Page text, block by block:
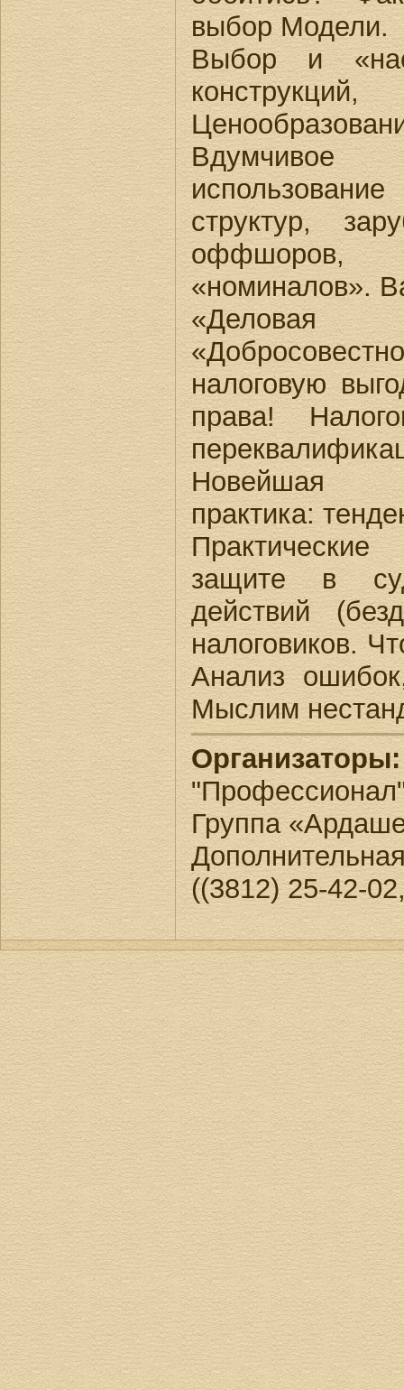
выбор Модели.
Выбор и
структур,
оффшоров,
«номиналов».
налоговую
права!
Новейшая
практика:
защите в
действий
налоговиков.
Анализ
Мыслим
Организаторы:
Группа
((3812) 25-42-